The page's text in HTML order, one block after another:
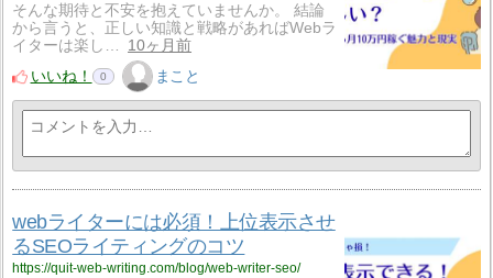
そんな期待と不安を抱えていませんか。 結論
から言うと、正しい知識と戦略があればWebラ
イターは楽し…
10ヶ月前
いいね！
0 まこと
webライターには必須！上位表示させ
るSEOライティングのコツ
https://quit-web-writing.com/blog/web-writer-seo/